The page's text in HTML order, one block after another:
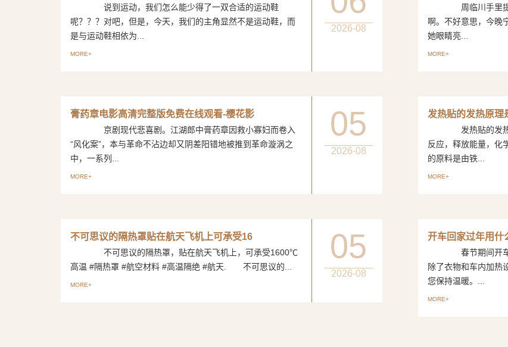
说到运动，我们怎么能少得了一双合适的运动鞋
呢？？？对吧，但是，今天，我们的主角显然不是运动鞋，而
是与运动鞋相依为...
MORE+
2026-08
周临川手里提着
啊。不好意思，今
她眼睛亮...
MORE+
膏药章电影高清完整版免费在线观看-樱花影
京剧现代悲喜剧。江湖郎中膏药章因救小寡妇而卷入
“风化案”，本与革命不沾边却又阴差阳错地被推到革命漩涡之
中，一系列...
MORE+
05
2026-08
发热贴的发热原理
发热贴的发热原
反应，释放能量，
的原料是由铁...
MORE+
不可思议的隔热罩贴在航天飞机上可承受16
不可思议的隔热罩，贴在航天飞机上，可承受1600℃
高温 #隔热罩 #航空材料 #高温隔绝 #航天. 不可思议的...
MORE+
05
2026-08
开车回家过年用什
春节期间开车回
除了衣物和车内加热
您保持温暖。...
MORE+